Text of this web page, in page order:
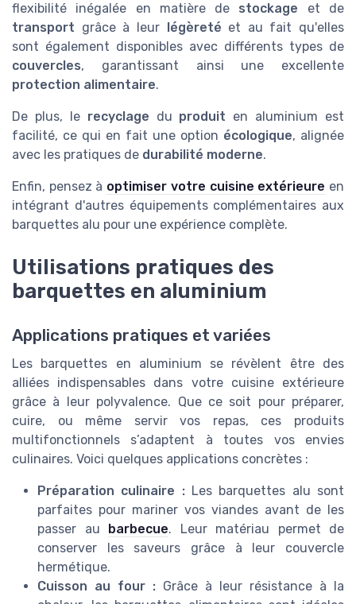
flexibilité inégalée en matière de stockage et de
transport grâce à leur légèreté et au fait qu'elles
sont également disponibles avec différents types de
couvercles, garantissant ainsi une excellente
protection alimentaire.
De plus, le recyclage du produit en aluminium est
facilité, ce qui en fait une option écologique, alignée
avec les pratiques de durabilité moderne.
Enfin, pensez à optimiser votre cuisine extérieure en
intégrant d'autres équipements complémentaires aux
barquettes alu pour une expérience complète.
Utilisations pratiques des
barquettes en aluminium
Applications pratiques et variées
Les barquettes en aluminium se révèlent être des
alliées indispensables dans votre cuisine extérieure
grâce à leur polyvalence. Que ce soit pour préparer,
cuire, ou même servir vos repas, ces produits
multifonctionnels s’adaptent à toutes vos envies
culinaires. Voici quelques applications concrètes :
Préparation culinaire :Les barquettes alu sont
parfaites pour mariner vos viandes avant de les
passer au
barbecue. Leur matériau permet de
conserver les saveurs grâce à leur couvercle
hermétique.
Cuisson au four : Grâce à leur résistance à la